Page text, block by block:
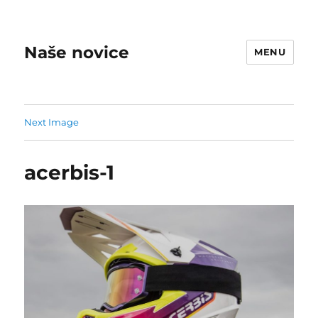
Naše novice MENU
Next Image
acerbis-1